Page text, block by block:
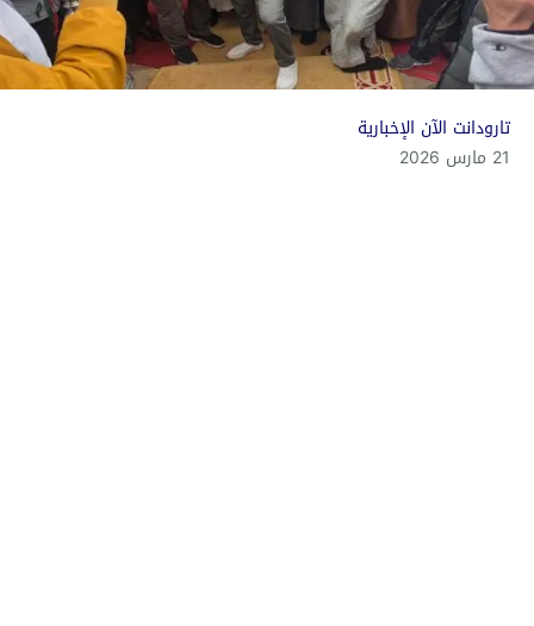
تارودانت الآن الإخبارية
21 مارس 2026